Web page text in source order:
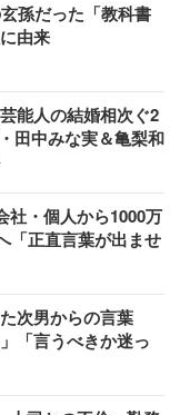
孫だった「教科書
由来
能人の結婚相次ぐ2
田中みな実＆亀梨和
社・個人から1000万
「正直言葉が出ませ
次男からの言葉
「言うべきか迷っ